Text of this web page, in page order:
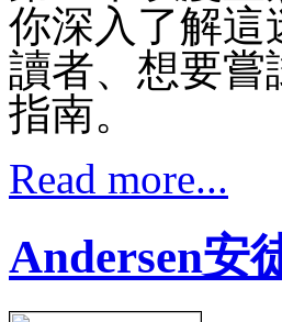
你深入了解這
讀者、想要嘗
指南。
Read more...
Andersen安